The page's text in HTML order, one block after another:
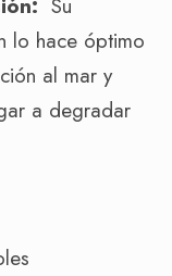
lo hace óptimo
al mar y
a degradar